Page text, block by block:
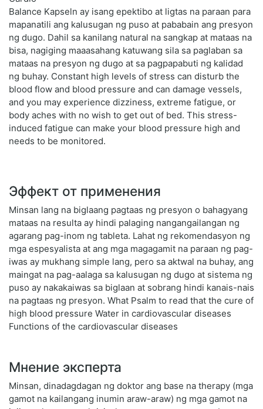
Balance Kapseln ay isang epektibo at ligtas na paraan para
mapanatili ang kalusugan ng puso at pababain ang presyon
ng dugo. Dahil sa kanilang natural na sangkap at mataas na
bisa, nagiging maaasahang katuwang sila sa paglaban sa
mataas na presyon ng dugo at sa pagpapabuti ng kalidad
ng buhay. Constant high levels of stress can disturb the
blood flow and blood pressure and can damage vessels,
and you may experience dizziness, extreme fatigue, or
body aches with no wish to get out of bed. This stress-
induced fatigue can make your blood pressure high and
needs to be monitored.
Эффект от применения
Minsan lang na biglaang pagtaas ng presyon o bahagyang
mataas na resulta ay hindi palaging nangangailangan ng
agarang pag-inom ng tableta. Lahat ng rekomendasyon ng
mga espesyalista at ang mga magagamit na paraan ng pag-
iwas ay mukhang simple lang, pero sa aktwal na buhay, ang
maingat na pag-aalaga sa kalusugan ng dugo at sistema ng
puso ay nakakaiwas sa biglaan at sobrang hindi kanais-nais
na pagtaas ng presyon. What Psalm to read that the cure of
high blood pressure Water in cardiovascular diseases
Functions of the cardiovascular diseases
Мнение эксперта
Minsan, dinadagdagan ng doktor ang base na therapy (mga
gamot na kailangang inumin araw-araw) ng mga gamot na